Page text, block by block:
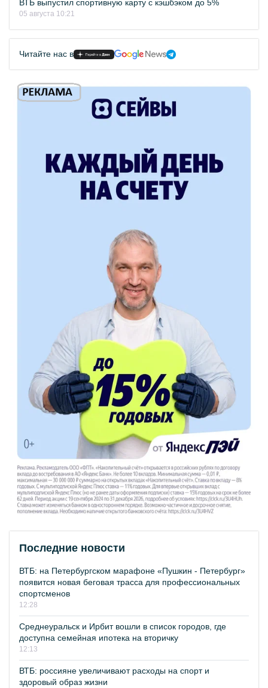
ВТБ выпустил спортивную карту с кэшбэком до 5%
05 августа 10:21
Читайте нас в
Последние новости
ВТБ: на Петербургском марафоне «Пушкин - Петербург»
появится новая беговая трасса для профессиональных
спортсменов
12:28
Среднеуральск и Ирбит вошли в список городов, где
доступна семейная ипотека на вторичку
12:13
ВТБ: россияне увеличивают расходы на спорт и
здоровый образ жизни